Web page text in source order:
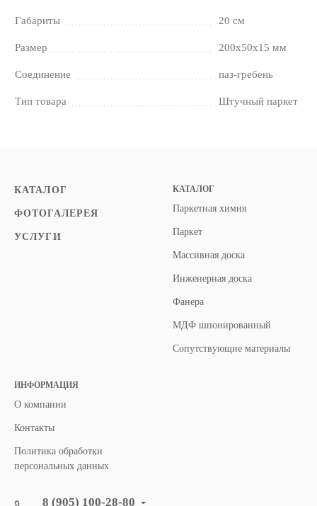
Габариты 20 см
Размер 200х50х15 мм
Соединение паз-гребень
Тип товара Штучный паркет
КАТАЛОГ
ФОТОГАЛЕРЕЯ
УСЛУГИ
КАТАЛОГ
Паркетная химия
Паркет
Массивная доска
Инженерная доска
Фанера
МДФ шпонированный
Сопутствующие материалы
ИНФОРМАЦИЯ
О компании
Контакты
Политика обработки
персональных данных
8 (905) 100-28-80